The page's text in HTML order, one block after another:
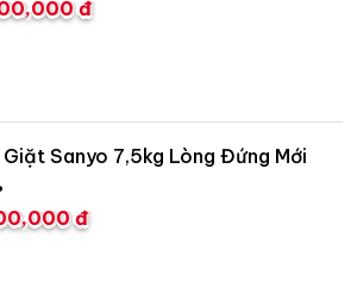
đ
Giặt Sanyo 7,5kg Lòng Đứng Mới
đ